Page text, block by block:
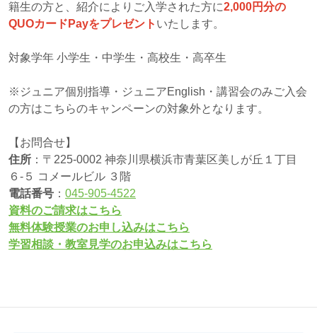
籍生の方と、紹介によりご入学された方に2,000円分の
QUOカードPayをプレゼント いたします。
対象学年 小学生・中学生・高校生・高卒生
※ジュニア個別指導・ジュニアEnglish・講習会のみご入会
の方はこちらのキャンペーンの対象外となります。
【お問合せ】
住所 ：〒225-0002 神奈川県横浜市青葉区美しが丘１丁目
６-５ コメールビル ３階
電話番号 ： 045-905-4522
資料のご請求はこちら
無料体験授業のお申し込みはこちら
学習相談・教室見学のお申込みはこちら